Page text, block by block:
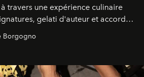
travers une expérience culinaire
gelati d'auteur et accords
Borgogno